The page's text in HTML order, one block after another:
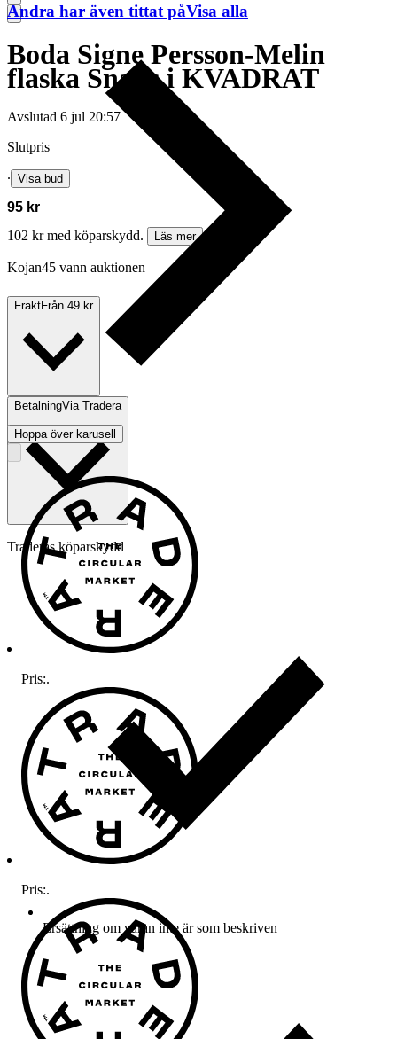
Boda Signe Persson-Melin
flaska Snaps i KVADRAT
Avslutad 6 jul 20:57
Slutpris
∙ Visa bud
95 kr
102 kr med köparskydd.
Läs mer
Kojan45 vann auktionen
FraktFrån 49 kr
BetalningVia Tradera
Traderas köparskydd
Ersättning om varan inte är som beskriven
Andra har även tittat påVisa alla
Hoppa över karusell
Pris:.
Pris:.